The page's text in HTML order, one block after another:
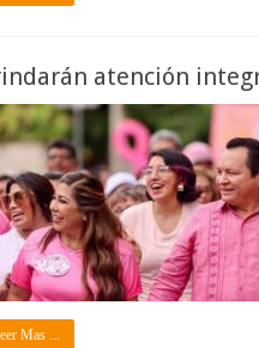
atención
Mas ...